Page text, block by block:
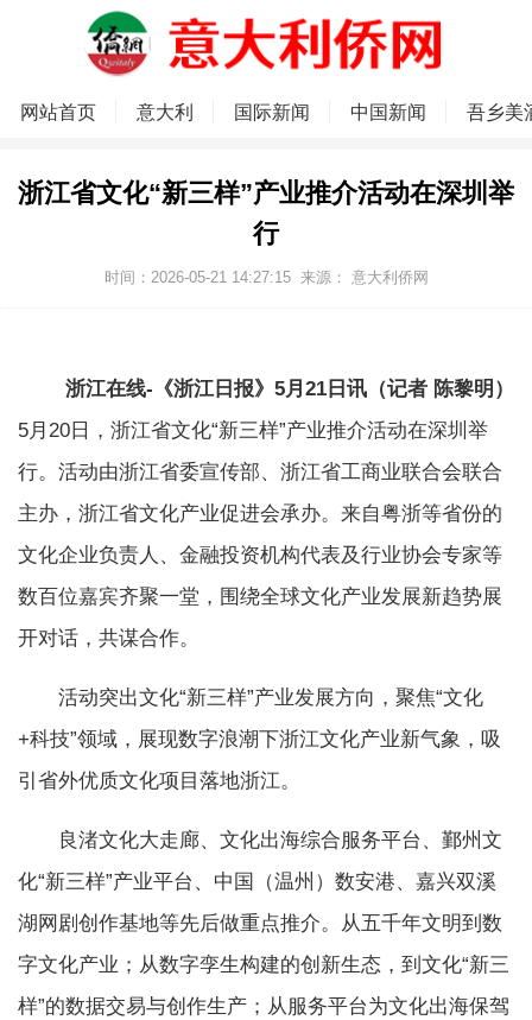
网站首页 意大利 国际新闻 中国新闻 吾乡美
浙江省文化“新三样”产业推介活动在深圳举
行
时间：2026-05-21 14:27:15 来源： 意大利侨网
浙江在线-《浙江日报》5月21日讯（记者 陈黎明）
5月20日，浙江省文化“新三样”产业推介活动在深圳举
行。活动由浙江省委宣传部、浙江省工商业联合会联合
主办，浙江省文化产业促进会承办。来自粤浙等省份的
文化企业负责人、金融投资机构代表及行业协会专家等
数百位嘉宾齐聚一堂，围绕全球文化产业发展新趋势展
开对话，共谋合作。
活动突出文化“新三样”产业发展方向，聚焦“文化
+科技”领域，展现数字浪潮下浙江文化产业新气象，吸
引省外优质文化项目落地浙江。
良渚文化大走廊、文化出海综合服务平台、鄞州文
化“新三样”产业平台、中国（温州）数安港、嘉兴双溪
湖网剧创作基地等先后做重点推介。从五千年文明到数
字文化产业；从数字孪生构建的创新生态，到文化“新三
样”的数据交易与创作生产；从服务平台为文化出海保驾